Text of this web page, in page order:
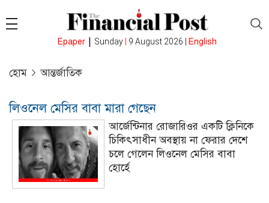
Epaper | Sunday 9 August 2026 | English
হোম আন্তর্জাতিক
লিওনেল মেসির বাবা মারা গেছেন
আর্জেন্টিনার রোজারিওর একটি ক্লিনিকে
চিকিৎসাধীন অবস্থায় না ফেরার দেশে
চলে গেলেন লিওনেল মেসির বাবা
হোর্হে